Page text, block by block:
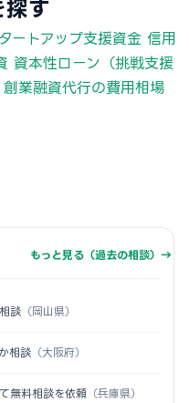
探す
ートアップ支援資金 信用
資本性ローン（挑戦支援
創業融資代行の費用相場
もっと見る（過去の相談）→
談 （岡山県）
相談 （大阪府）
無料相談を依頼 （兵庫県）